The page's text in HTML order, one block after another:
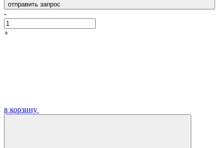
отправить запрос
-
+
в корзину